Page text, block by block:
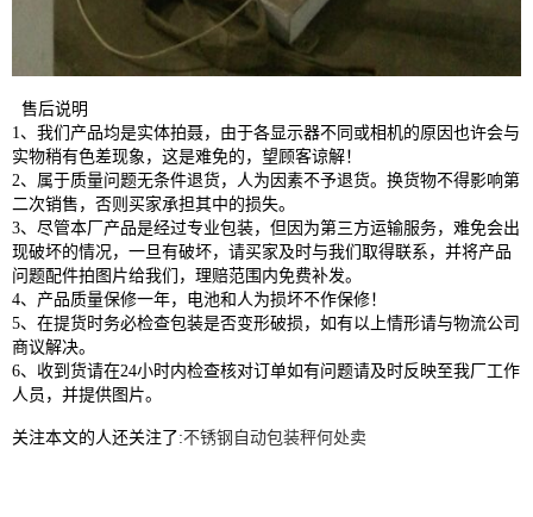
售后说明
1、我们产品均是实体拍聂，由于各显示器不同或相机的原因也许会与
实物稍有色差现象，这是难免的，望顾客谅解！
2、属于质量问题无条件退货，人为因素不予退货。换货物不得影响第
二次销售，否则买家承担其中的损失。
3、尽管本厂产品是经过专业包装，但因为第三方运输服务，难免会出
现破坏的情况，一旦有破坏，请买家及时与我们取得联系，并将产品
问题配件拍图片给我们，理赔范围内免费补发。
4、产品质量保修一年，电池和人为损坏不作保修！
5、在提货时务必检查包装是否变形破损，如有以上情形请与物流公司
商议解决。
6、收到货请在24小时内检查核对订单如有问题请及时反映至我厂工作
人员，并提供图片。
关注本文的人还关注了:不锈钢自动包装秤何处卖